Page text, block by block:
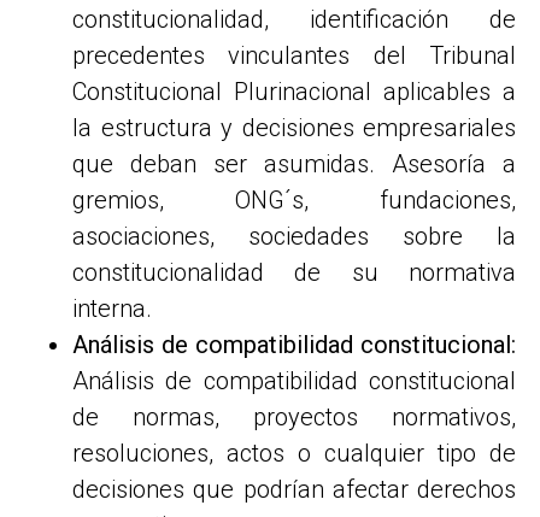
constitucionalidad, identificación de
precedentes vinculantes del Tribunal
Constitucional Plurinacional aplicables a
la estructura y decisiones empresariales
que deban ser asumidas. Asesoría a
gremios, ONG´s, fundaciones,
asociaciones, sociedades sobre la
constitucionalidad de su normativa
interna.
Análisis de compatibilidad constitucional:
Análisis de compatibilidad constitucional
de normas, proyectos normativos,
resoluciones, actos o cualquier tipo de
decisiones que podrían afectar derechos